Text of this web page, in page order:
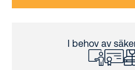
I behov av